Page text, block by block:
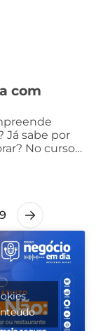
com
Já sabe por
No curso…